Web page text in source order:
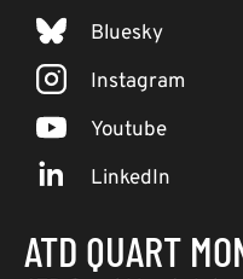
Bluesky
Instagram
Youtube
LinkedIn
ATD QUART